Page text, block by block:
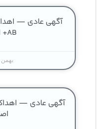
آگهی عادی —
AB+ اصفهان
بهمن 27, 1404